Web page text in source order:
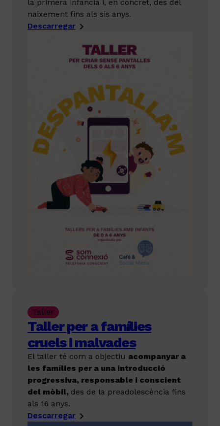
la primera infància i, en concret, des del
naixement fins als sis anys.
Descarregar
Taller
Taller per a famílies
cruels i malvades
El taller té com a objectiu acompanyar a
les famílies per a una introducció
progressiva, responsable i conscient
del mòbil, des de la preadolescència fins
als 16 anys.
Descarregar